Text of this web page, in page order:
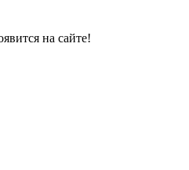
на сайте!